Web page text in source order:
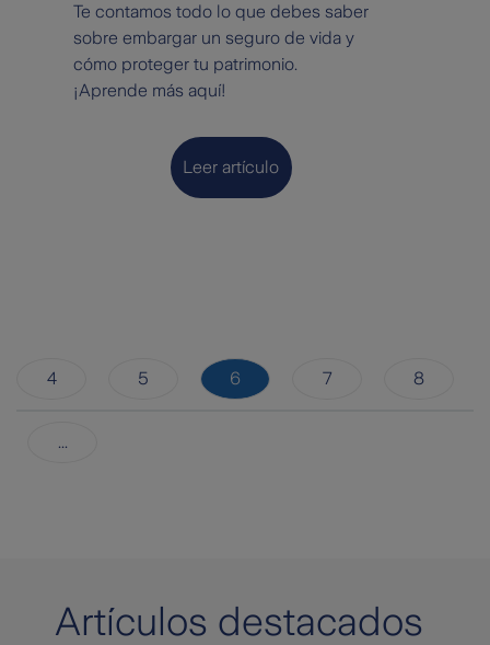
Te contamos todo lo que debes saber
sobre embargar un seguro de vida y
cómo proteger tu patrimonio.
¡Aprende más aquí!
Leer artículo
4 5 6 7 8
...
Artículos destacados